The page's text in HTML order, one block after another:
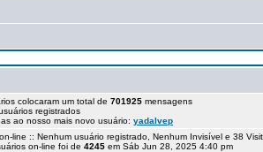
colocaram um total de 701925 mensagens
registrados
ao nosso mais novo usuário: yadalvep
line :: Nenhum usuário registrado, Nenhum Invisível e 38
on-line foi de 4245 em Sáb Jun 28, 2025 4:40 pm